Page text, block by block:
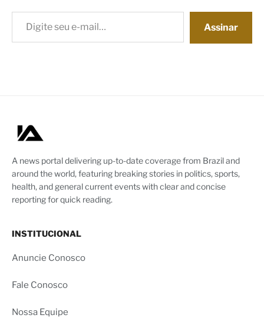
Digite seu e-mail…
Assinar
A news portal delivering up-to-date coverage from Brazil and
around the world, featuring breaking stories in politics, sports,
health, and general current events with clear and concise
reporting for quick reading.
INSTITUCIONAL
Anuncie Conosco
Fale Conosco
Nossa Equipe